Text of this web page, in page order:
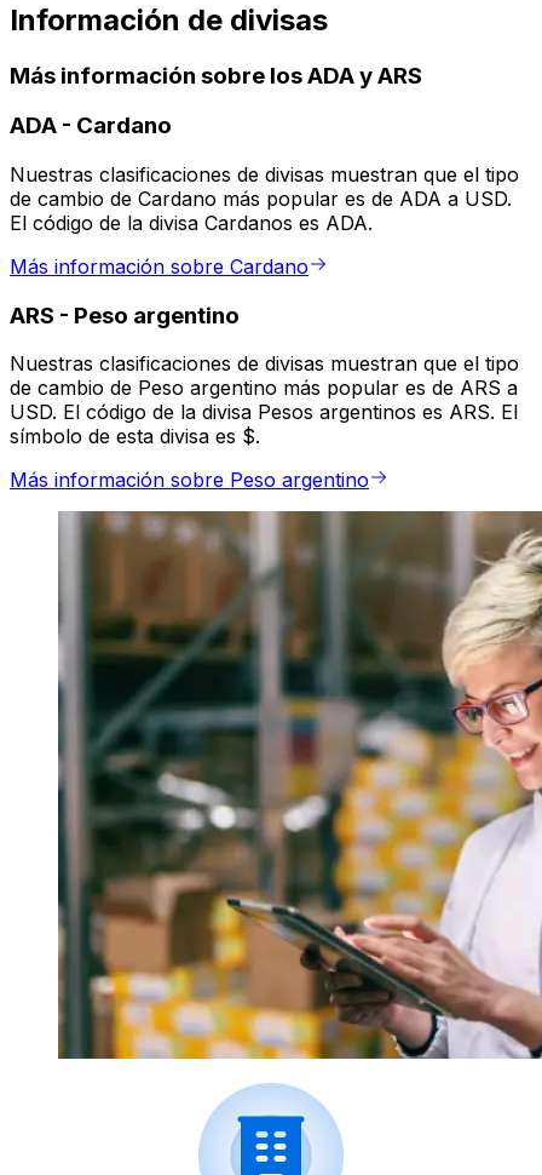
Información de divisas
Más información sobre los ADA y ARS
ADA - Cardano
Nuestras clasificaciones de divisas muestran que el tipo
de cambio de Cardano más popular es de ADA a USD.
El código de la divisa Cardanos es ADA.
Más información sobre Cardano
ARS - Peso argentino
Nuestras clasificaciones de divisas muestran que el tipo
de cambio de Peso argentino más popular es de ARS a
USD. El código de la divisa Pesos argentinos es ARS. El
símbolo de esta divisa es $.
Más información sobre Peso argentino